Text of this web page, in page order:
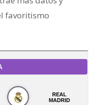
favoritismo